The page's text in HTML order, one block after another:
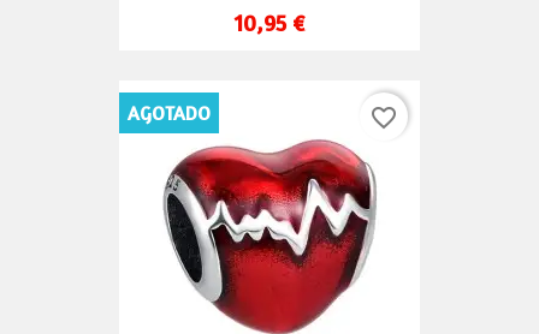
10,95 €
AGOTADO favorite_border